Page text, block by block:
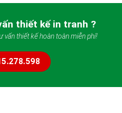
thiết kế in tranh ?
vấn thiết kế hoàn toàn miễn phí!